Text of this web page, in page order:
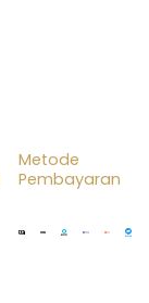
Metode
Pembayaran